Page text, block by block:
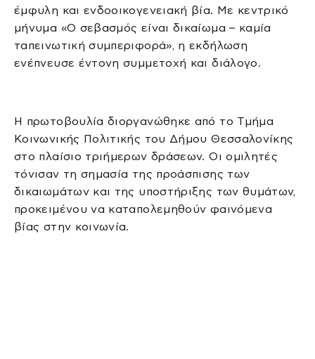
έμφυλη και ενδοοικογενειακή βία. Με κεντρικό
μήνυμα «Ο σεβασμός είναι δικαίωμα – καμία
ταπεινωτική συμπεριφορά», η εκδήλωση
ενέπνευσε έντονη συμμετοχή και διάλογο.
Η πρωτοβουλία διοργανώθηκε από το Τμήμα
Κοινωνικής Πολιτικής του Δήμου Θεσσαλονίκης
στο πλαίσιο τριήμερων δράσεων. Οι ομιλητές
τόνισαν τη σημασία της προάσπισης των
δικαιωμάτων και της υποστήριξης των θυμάτων,
προκειμένου να καταπολεμηθούν φαινόμενα
βίας στην κοινωνία.